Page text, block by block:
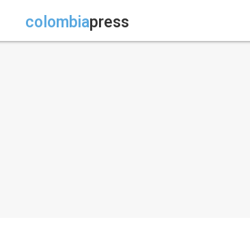
colombiapress